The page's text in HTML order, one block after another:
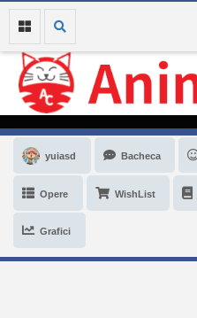
yuiasd Bacheca
Opere WishList
Grafici